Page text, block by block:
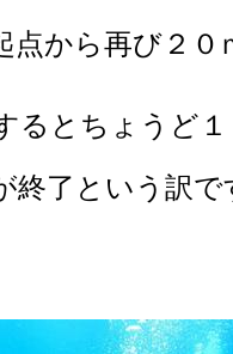
点から再び２０
るとちょうど
終了という訳で